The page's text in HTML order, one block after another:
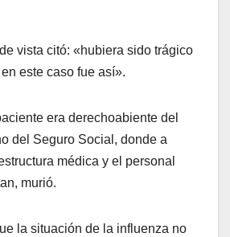
vista citó: «hubiera sido trágico
este caso fue así».
era derechoabiente del
del Seguro Social, donde a
médica y el personal
murió.
la situación de la influenza no